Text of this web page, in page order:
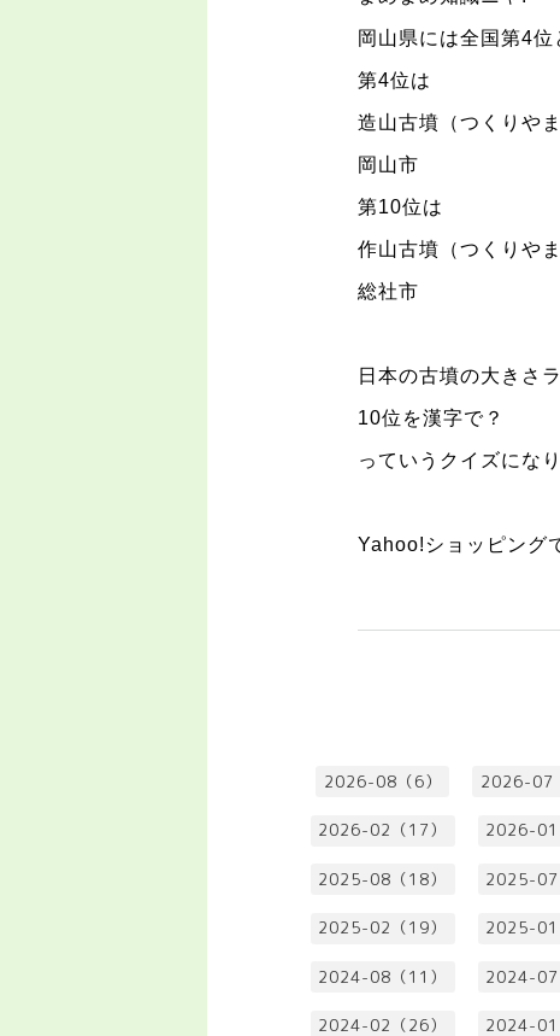
岡山県には全国第4位
第4位は
造山古墳（つくりやま
岡山市
第10位は
作山古墳（つくりやま
総社市
日本の古墳の大きさ
10位を漢字で？
っていうクイズにな
Yahoo!ショッピング
2026-08（6） 2026-07
2026-02（17） 2026-01
2025-08（18） 2025-07
2025-02（19） 2025-01
2024-08（11） 2024-07
2024-02（26） 2024-01